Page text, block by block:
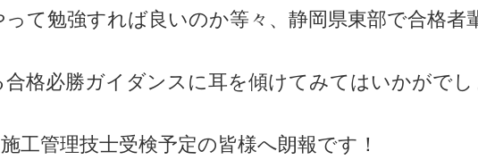
て勉強すれば良いのか等々、静岡県東部で合格
格必勝ガイダンスに耳を傾けてみてはいかがでし
工管理技士受検予定の皆様へ朗報です！